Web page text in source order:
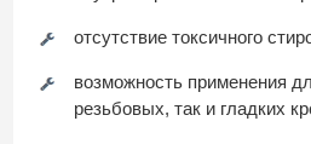
отсутствие токсичного
возможность применения
резьбовых, так и гладких